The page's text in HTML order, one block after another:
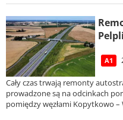
A1
Cały czas trwają remonty
prowadzone są na odcinkach
pomiędzy węzłami Kopytkowo